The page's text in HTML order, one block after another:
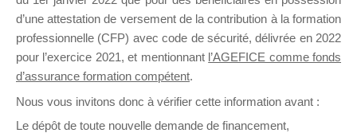
Profil Groupes 0 Forums
d’une attestation de versement de la contribution à la formation
professionnelle (CFP) avec code de sécurité, délivrée en 2022
pour l’exercice 2021, et mentionnant l’AGEFICE comme fonds
d’assurance formation compétent.
Nous vous invitons donc à vérifier cette information avant :
Le dépôt de toute nouvelle demande de financement,